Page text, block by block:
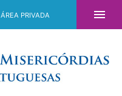
ÁREA PRIVADA 